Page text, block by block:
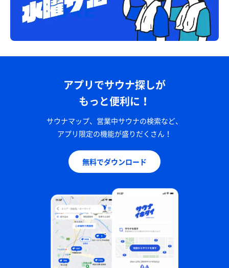
アプリでサウナ探しが
もっと便利に！
サウナマップ、営業中サウナの検索など、
アプリ限定の機能が盛りだくさん！
無料でダウンロード